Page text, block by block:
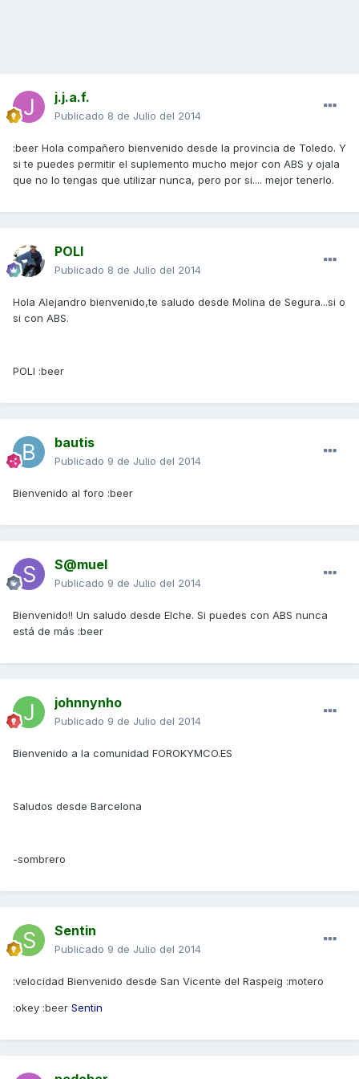
j.j.a.f.
Publicado 8 de Julio del 2014
:beer Hola compañero bienvenido desde la provincia de Toledo. Y
si te puedes permitir el suplemento mucho mejor con ABS y ojala
que no lo tengas que utilizar nunca, pero por si.... mejor tenerlo.
POLI
Publicado 8 de Julio del 2014
Hola Alejandro bienvenido,te saludo desde Molina de Segura...si o
si con ABS.
POLI :beer
bautis
Publicado 9 de Julio del 2014
Bienvenido al foro :beer
S@muel
Publicado 9 de Julio del 2014
Bienvenido!! Un saludo desde Elche. Si puedes con ABS nunca
está de más :beer
johnnynho
Publicado 9 de Julio del 2014
Bienvenido a la comunidad FOROKYMCO.ES
Saludos desde Barcelona
-sombrero
Sentin
Publicado 9 de Julio del 2014
:velocidad Bienvenido desde San Vicente del Raspeig :motero
:okey :beer Sentin